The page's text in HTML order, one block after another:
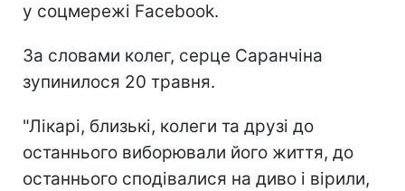
у соцмережі Facebook.
За словами колег, серце Саранчіна
зупинилося 20 травня.
"Лікарі, близькі, колеги та друзі до
останнього виборювали його життя, до
останнього сподівалися на диво і вірили,